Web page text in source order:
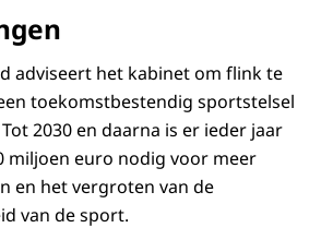
adviseert het kabinet om flink te
toekomstbestendig sportstelsel
2030 en daarna is er ieder jaar
miljoen euro nodig voor meer
en het vergroten van de
van de sport.